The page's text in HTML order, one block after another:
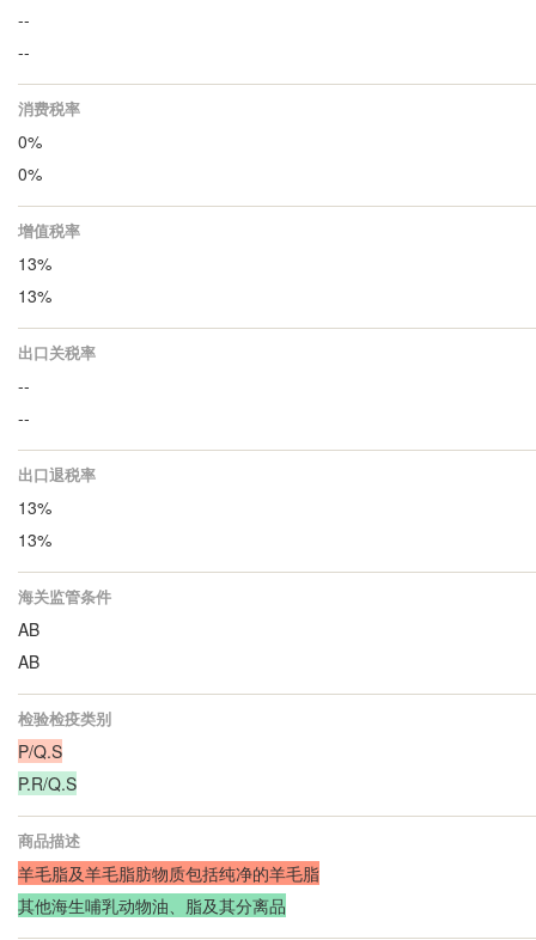
--
--
消费税率
0%
0%
增值税率
13%
13%
出口关税率
--
--
出口退税率
13%
13%
海关监管条件
AB
AB
检验检疫类别
P/Q.S
P.R/Q.S
商品描述
羊毛脂及羊毛脂肪物质包括纯净的羊毛脂
其他海生哺乳动物油、脂及其分离品